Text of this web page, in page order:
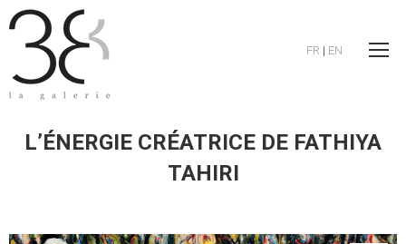
FR | EN
L’ÉNERGIE CRÉATRICE DE FATHIYA
TAHIRI